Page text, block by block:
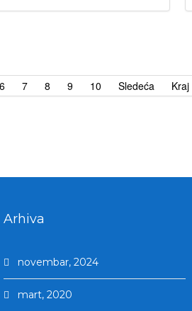
6 7 8 9 10 Sledeća Kraj
Arhiva
novembar, 2024
mart, 2020